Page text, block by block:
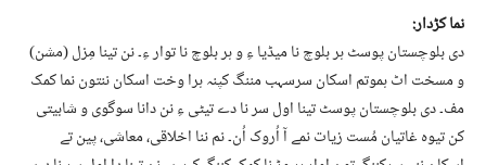
نما کڑدار:
دی بلوچستان پوسٹ ہر بلوچ نا میڈیا ءِ و ہر بلوچ نا توار ءِ۔ نن تینا مِزل (مشن)
و مسخت اٹ ہموتم اسکان سرسہب مننگ کپنہ ہرا وخت اسکان ننتون نما کمک
مف۔ دی بلوچستان پوسٹ تینا اول سر نا دے تیٹی ءِ نن دانا سوگوی و شابیتی
کن تیوہ غاتیان مُست زیات نمے آ اُروک اُن۔ نم ننا اخلاقی، معاشی، پین تے